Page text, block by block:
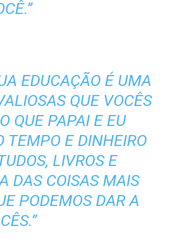
EDUCAÇÃO É UMA
QUE VOCÊS
QUE PAPAI E EU
TEMPO E DINHEIRO
LIVROS E
DAS COISAS MAIS
PODEMOS DAR A